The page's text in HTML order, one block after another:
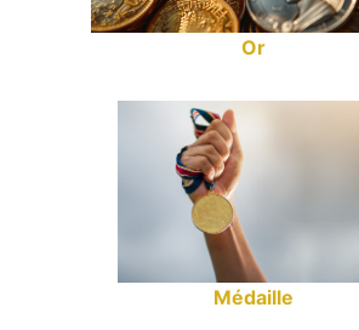
Or
Médaille